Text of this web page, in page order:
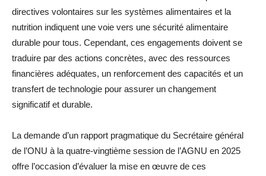
directives volontaires sur les systèmes alimentaires et la
nutrition indiquent une voie vers une sécurité alimentaire
durable pour tous. Cependant, ces engagements doivent se
traduire par des actions concrètes, avec des ressources
financières adéquates, un renforcement des capacités et un
transfert de technologie pour assurer un changement
significatif et durable.
La demande d’un rapport pragmatique du Secrétaire général
de l’ONU à la quatre-vingtième session de l’AGNU en 2025
offre l’occasion d’évaluer la mise en œuvre de ces